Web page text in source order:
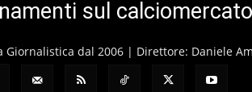
sul
Giornalistica dal 2006 | Direttore: Daniele